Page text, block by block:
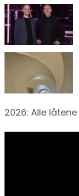
2026: Alle låtene